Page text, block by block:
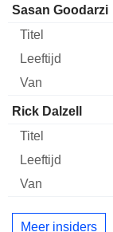
Sasan Goodarzi
Rick Dalzell
Meer insiders